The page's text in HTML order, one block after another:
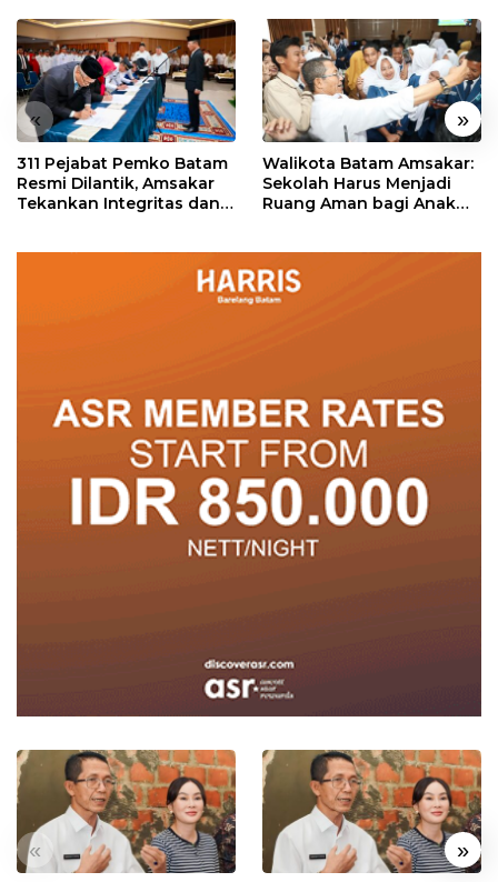
« »
311 Pejabat Pemko Batam
Resmi Dilantik, Amsakar
Tekankan Integritas dan
Walikota Batam Amsakar:
Sekolah Harus Menjadi
Ruang Aman bagi Anak
« »